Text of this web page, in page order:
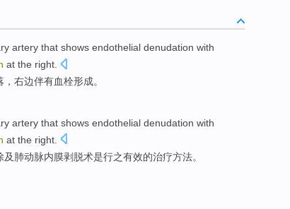
artery that shows endothelial denudation with
at the right
，右边伴有血栓形成。
artery that shows endothelial denudation with
at the right
及 肺动脉内膜剥 脱术是行之有效的治疗方法。